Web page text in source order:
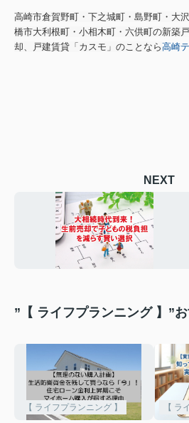
高崎市倉賀野町・下之城町・島野町・大
橋市大利根町・小相木町・六供町の新築
却、戸建賃貸「カスモ」のことなら高崎
NEXT
”【 ライフプランニング 】”
【 ライフプランニング 】 【 ラ